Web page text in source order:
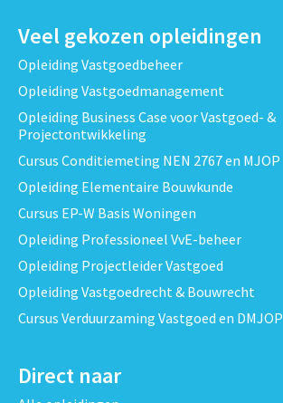
Veel gekozen opleidingen
Opleiding Vastgoedbeheer
Opleiding Vastgoedmanagement
Opleiding Business Case voor Vastgoed- &
Projectontwikkeling
Cursus Conditiemeting NEN 2767 en MJOP
Opleiding Elementaire Bouwkunde
Cursus EP-W Basis Woningen
Opleiding Professioneel VvE-beheer
Opleiding Projectleider Vastgoed
Opleiding Vastgoedrecht & Bouwrecht
Cursus Verduurzaming Vastgoed en DMJOP
Direct naar